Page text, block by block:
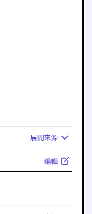
展開來源
編輯